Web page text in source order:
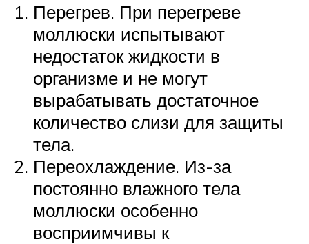
Перегрев. При перегреве
моллюски испытывают
недостаток жидкости в
организме и не могут
вырабатывать достаточное
количество слизи для защиты
тела.
Переохлаждение. Из-за
постоянно влажного тела
моллюски особенно
восприимчивы к